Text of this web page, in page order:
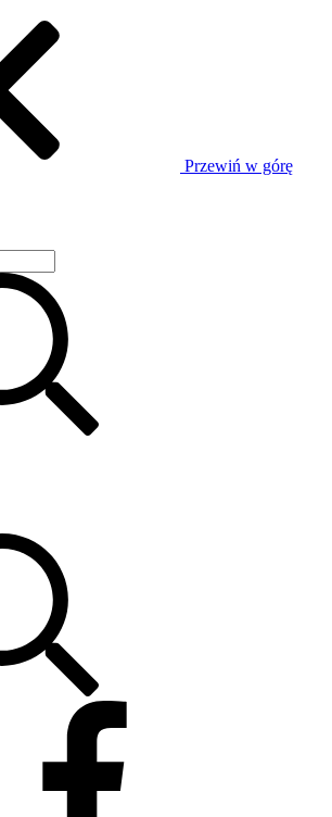
Przewiń w górę